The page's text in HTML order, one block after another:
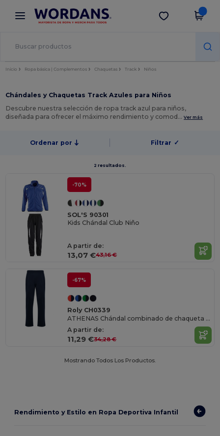
× App de Wordans
¡Mejores precios en app!
Descargar app
Inicio Ropa básica | Complementos Chaquetas Track Niños
Chándales y Chaquetas Track Azules para Niños
Descubre nuestra selección de ropa track azul para niños,
diseñada para ofrecer el máximo rendimiento y comod…Ver más
Ordenar por Filtrar ✓
2 resultados.
-70%
SOL'S 90301
Kids Chándal Club Niño
A partir de:
13,07 €43,16 €
-67%
Roly CH0339
ATHENAS Chándal combinado de chaqueta y pantalón
A partir de:
11,29 €34,28 €
Mostrando Todos Los Productos.
Rendimiento y Estilo en Ropa Deportiva Infantil